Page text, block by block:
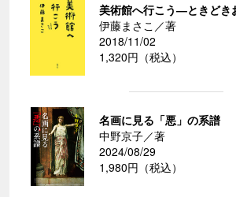
美術館へ行こう―ときど
伊藤まさこ／著
2018/11/02
1,320円（税込）
名画に見る「悪」の系譜
中野京子／著
2024/08/29
1,980円（税込）